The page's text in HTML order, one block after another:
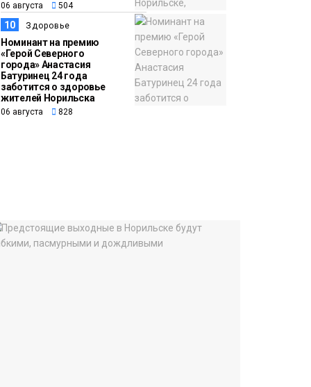
06 августа 504
10 Здоровье
Номинант на премию
«Герой Северного
города» Анастасия
Батуринец 24 года
заботится о здоровье
жителей Норильска
06 августа 828